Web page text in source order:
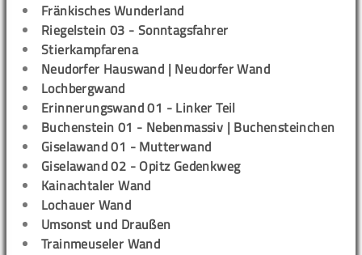
Fränkisches Wunderland
Riegelstein 03 - Sonntagsfahrer
Stierkampfarena
Neudorfer Hauswand | Neudorfer Wand
Lochbergwand
Erinnerungswand 01 - Linker Teil
Buchenstein 01 - Nebenmassiv | Buchensteinchen
Giselawand 01 - Mutterwand
Giselawand 02 - Opitz Gedenkweg
Kainachtaler Wand
Lochauer Wand
Umsonst und Draußen
Trainmeuseler Wand